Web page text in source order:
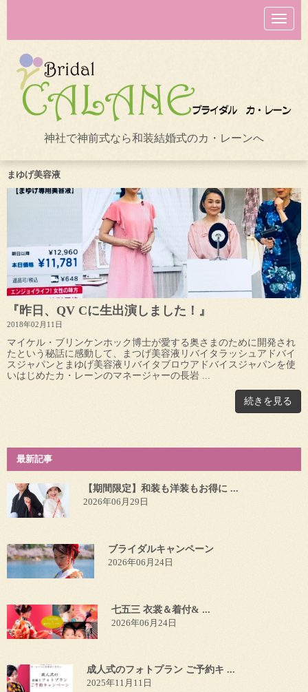
N
a
v
o
n
神社で神前式なら和装結婚式のカ・レーンへ
まゆげ美容液
『昨日、QV Cに生出演しました！』
2018年02月11日
マイケル・ブリンケンホック博士が愛する奥さまのために開発され
たという秘話に感動して、まつげ美容液リバイタラッシュアドバイ
スジャパンとまゆげ美容液リバイタブロウアドバイスジャパンを使
いはじめたカ・レーンのマネージャーの長岩 ...
続きを見る
最新記事
【期間限定】和装も洋装もお得に ...
2026年06月29日
ブライダルキャンペーン
2026年06月24日
七五三 衣裳＆着付& ...
2026年06月24日
成人式のフォトプラン ご予約キ ...
2025年11月11日